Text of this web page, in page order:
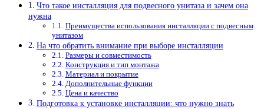
Что такое инсталляция для подвесного унитаза и зачем она
нужна
Преимущества использования инсталляции с подвесным
унитазом
На что обратить внимание при выборе инсталляции
Размеры и совместимость
Конструкция и тип монтажа
Материал и покрытие
Дополнительные функции
Цена и качество
Подготовка к установке инсталляции: что нужно знать